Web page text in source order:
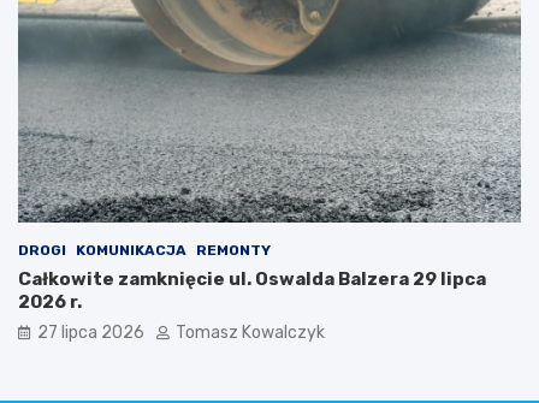
DROGI KOMUNIKACJA REMONTY
Całkowite zamknięcie ul. Oswalda Balzera 29 lipca
2026 r.
27 lipca 2026 Tomasz Kowalczyk